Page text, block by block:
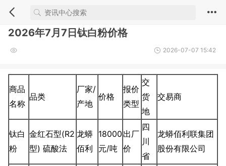
2026年7月7日钛白粉价格
2026-07-07 15:42
商品
名称
品类
厂家/
产地
价格
报价
类型
交
货
地
交易商
钛白
粉
金红石型(R2
型) 硫酸法
龙蟒
佰利
18000
元/吨
出厂
价
四
川
省
龙蟒佰利联集团
股份有限公司